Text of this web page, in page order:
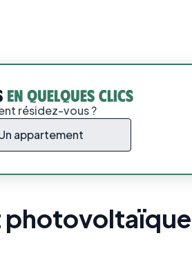
résidez-vous ?
appartement